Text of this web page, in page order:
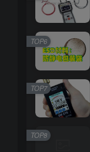
TOP6
TOP7
TOP8